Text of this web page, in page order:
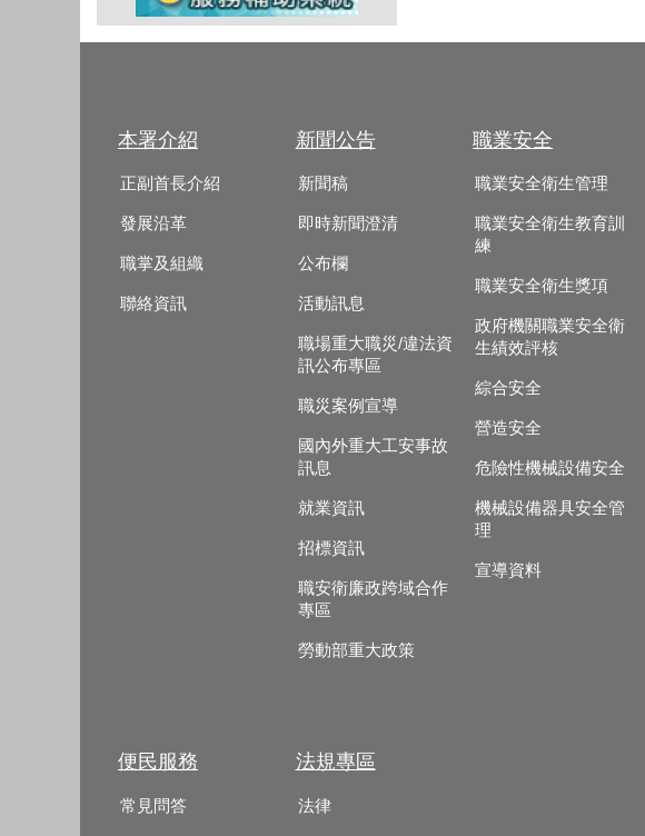
本署介紹
正副首長介紹
發展沿革
職掌及組織
聯絡資訊
新聞公告
新聞稿
即時新聞澄清
公布欄
活動訊息
職場重大職災/違法資
訊公布專區
職災案例宣導
國內外重大工安事故
訊息
就業資訊
招標資訊
職安衛廉政跨域合作
專區
勞動部重大政策
職業安全
職業安全衛生管理
職業安全衛生教育訓
練
職業安全衛生獎項
政府機關職業安全衛
生績效評核
綜合安全
營造安全
危險性機械設備安全
機械設備器具安全管
理
宣導資料
便民服務
常見問答
法規專區
法律